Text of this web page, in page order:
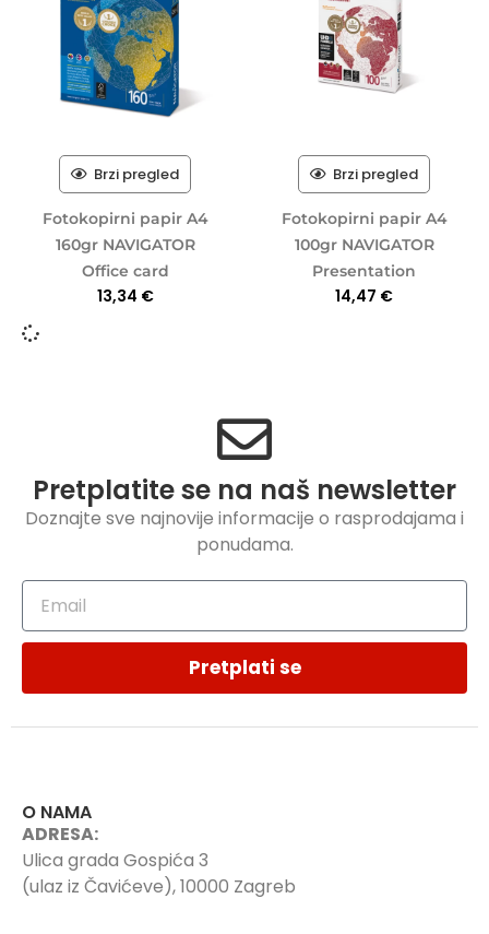
Brzi pregled
Fotokopirni papir A4
160gr NAVIGATOR
Office card
13,34 €
Brzi pregled
Fotokopirni papir A4
100gr NAVIGATOR
Presentation
14,47 €
Pretplatite se na naš newsletter
Doznajte sve najnovije informacije o rasprodajama i
ponudama.
Pretplati se
O NAMA
ADRESA:
Ulica grada Gospića 3
(ulaz iz Čavićeve), 10000 Zagreb